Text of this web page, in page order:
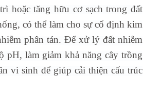
hoặc tăng hữu cơ sạch trong đất
có thể làm cho sự cố định kim
phân tán. Để xử lý đất nhiễm
pH, làm giảm khả năng cây trồng
vi sinh để giúp cải thiện cấu trúc